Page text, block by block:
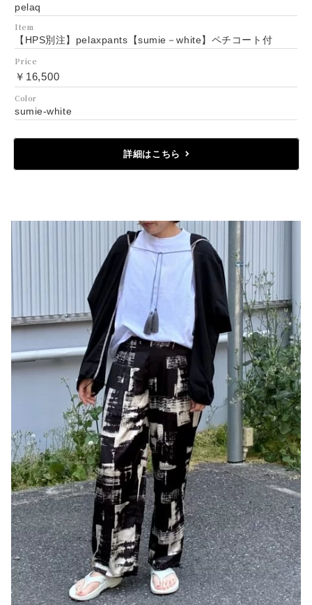
pelaq
Item
【HPS別注】pelaxpants【sumie－white】ペチコート付
Price
￥16,500
Color
sumie-white
詳細はこちら